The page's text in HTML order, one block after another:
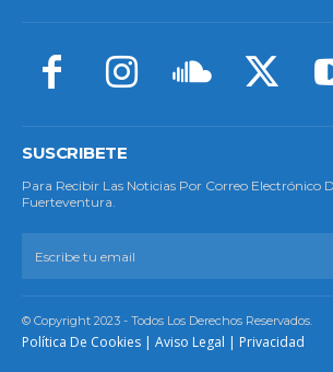
SUSCRIBETE
Para Recibir Las Noticias Por Correo Electrónico
Fuerteventura.
© Copyright 2023 - Todos Los Derechos Reservados.
Política De Cookies | Aviso Legal | Privacidad